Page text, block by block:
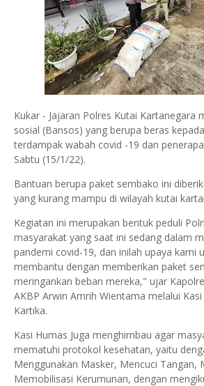
Kukar - Jajaran Polres Kutai Kartanegara
sosial (Bansos) yang berupa beras
terdampak wabah covid -19 dan
Sabtu (15/1/22).
Bantuan berupa paket sembako ini
yang kurang mampu di wilayah kutai
Kegiatan ini merupakan bentuk peduli
masyarakat yang saat ini sedang dalam
pandemi covid-19, dan inilah upaya kami
membantu dengan memberikan paket
meringankan beban mereka," ujar
AKBP Arwin Amrih Wientama melalui
Kartika.
Kasi Humas Juga menghimbau agar
mematuhi protokol kesehatan, yaitu
Menggunakan Masker, Mencuci Tangan,
Memobilisasi Kerumunan, dengan